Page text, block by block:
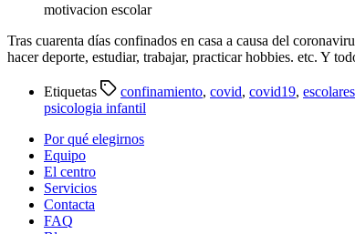
motivacion escolar
Tras cuarenta días confinados en casa a causa del
hacer deporte, estudiar, trabajar, practicar hobbies. etc. Y
Etiquetas confinamiento, covid, covid19, escolares
psicologia infantil
Por qué elegirnos
Equipo
El centro
Servicios
Contacta
FAQ